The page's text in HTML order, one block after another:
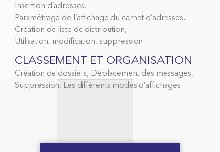
Insertion d’adresses,
Paramétrage de l’affichage du carnet d’adresses,
Création de liste de distribution,
Utilisation, modification, suppression
CLASSEMENT ET ORGANISATION
Création de dossiers, Déplacement des messages,
Suppression, Les différents modes d’affichages